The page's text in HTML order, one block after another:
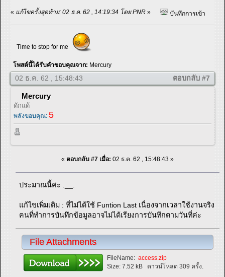
« แก้ไขครั้งสุดท้าย: 02 ธ.ค. 62 , 14:19:34 โดย PNR » บันทึกการเข้า
Time to stop for me
โพสต์นี้ได้รับคำขอบคุณจาก: Mercury
02 ธ.ค. 62 , 15:48:43 ตอบกลับ #7
Mercury
ดักแด้
พลังขอบคุณ: 5
« ตอบกลับ #7 เมื่อ: 02 ธ.ค. 62 , 15:48:43 »
ประมาณนี้ค่ะ .__.
แก้ไขเพิ่มเติม : ที่ไม่ได้ใช้ Funtion Last เนื่องจากเวลาใช้งานจริง
คนที่ทำการบันทึกข้อมูลอาจไม่ได้เรียงการบันทึกตามวันที่ค่ะ
File Attachments
FileName:access.zip
Size:7.52 kB ดาวน์โหลด 309 ครั้ง.